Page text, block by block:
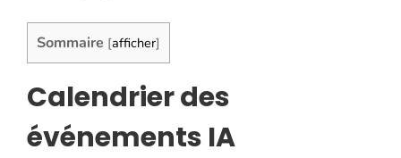
Sommaire [afficher]
Calendrier des
événements IA